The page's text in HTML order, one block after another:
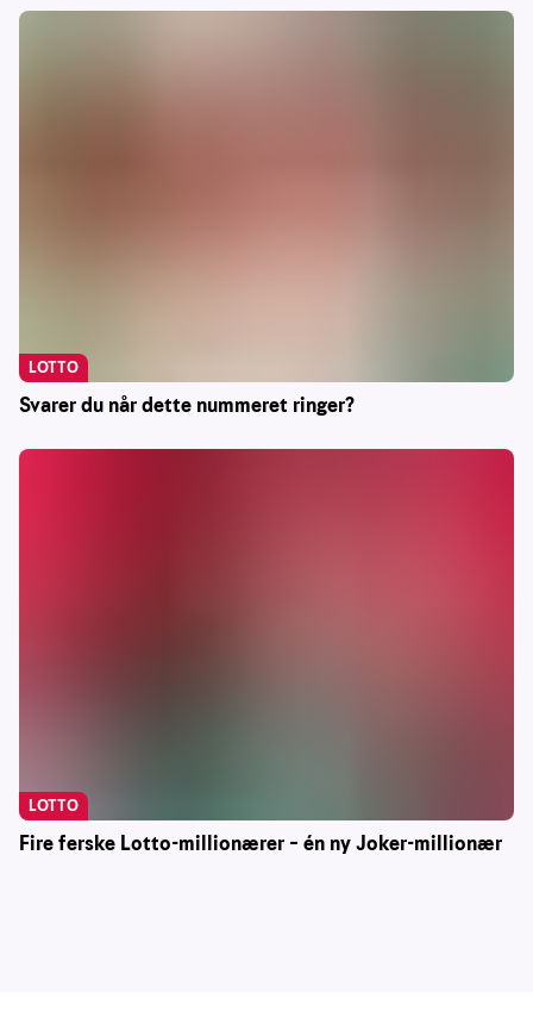
Svarer du når dette nummeret ringer?
LOTTO
Fire ferske Lotto-millionærer – én ny Joker-millionær
LOTTO